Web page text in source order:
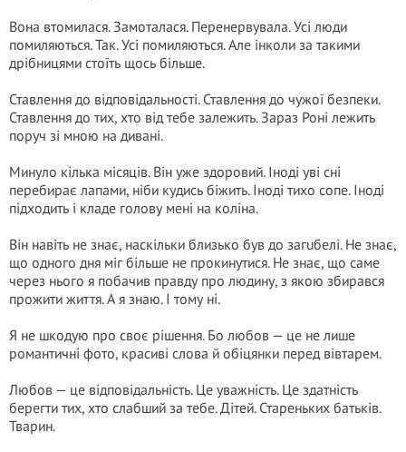
Вона втомилася. Замоталася. Перенервувала. Усі люди
помиляються. Так. Усі помиляються. Але інколи за такими
дрібницями стоїть щось більше.
Ставлення до відповідальності. Ставлення до чужої безпеки.
Ставлення до тих, хто від тебе залежить. Зараз Роні лежить
поруч зі мною на дивані.
Минуло кілька місяців. Він уже здоровий. Іноді уві сні
перебирає лапами, ніби кудись біжить. Іноді тихо сопе. Іноді
підходить і кладе голову мені на коліна.
Він навіть не знає, наскільки близько був до загuбелi. Не знає,
що одного дня міг більше не прокинутися. Не знає, що саме
через нього я побачив правду про людину, з якою збирався
прожити життя. А я знаю. І тому ні.
Я не шкодую про своє рішення. Бо любов — це не лише
романтичні фото, красиві слова й обіцянки перед вівтарем.
Любов — це відповідальність. Це уважність. Це здатність
берегти тих, хто слабший за тебе. Дітей. Стареньких батьків.
Тварин.